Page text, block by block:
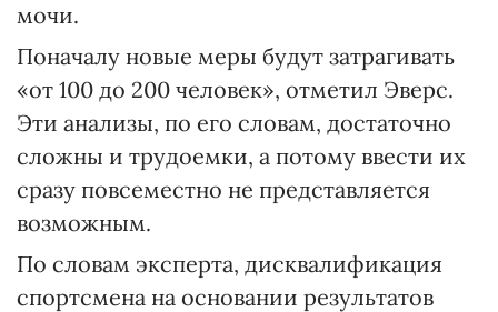
мочи.
Поначалу новые меры будут затрагивать
«от 100 до 200 человек», отметил Эверс.
Эти анализы, по его словам, достаточно
сложны и трудоемки, а потому ввести их
сразу повсеместно не представляется
возможным.
По словам эксперта, дисквалификация
спортсмена на основании результатов